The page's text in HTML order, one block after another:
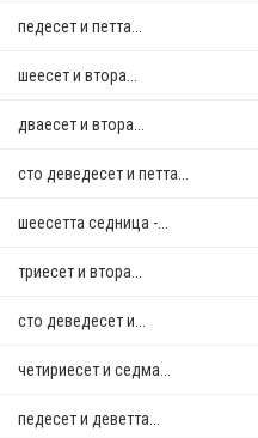
педесет и петта...
шеесет и втора...
дваесет и втора...
сто деведесет и петта...
шеесетта седница -...
триесет и втора...
сто деведесет и...
четириесет и седма...
педесет и деветта...